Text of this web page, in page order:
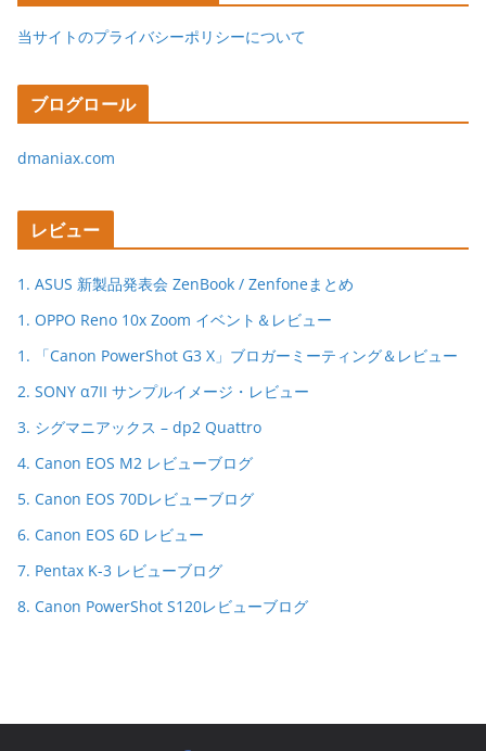
当サイトのプライバシーポリシーについて
ブログロール
dmaniax.com
レビュー
1. ASUS 新製品発表会 ZenBook / Zenfoneまとめ
1. OPPO Reno 10x Zoom イベント＆レビュー
1. 「Canon PowerShot G3 X」ブロガーミーティング＆レビュー
2. SONY α7II サンプルイメージ・レビュー
3. シグマニアックス – dp2 Quattro
4. Canon EOS M2 レビューブログ
5. Canon EOS 70Dレビューブログ
6. Canon EOS 6D レビュー
7. Pentax K-3 レビューブログ
8. Canon PowerShot S120レビューブログ